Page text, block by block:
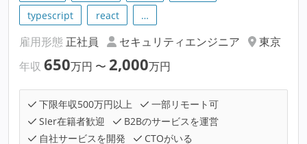
typescript
react …
雇用形態 正社員 セキュリティエンジニア
東京
年収 650万円 〜 2,000万円
下限年収500万円以上
一部リモート可
SIer在籍者歓迎
B2Bのサービスを運営
自社サービスを開発
CTOがいる